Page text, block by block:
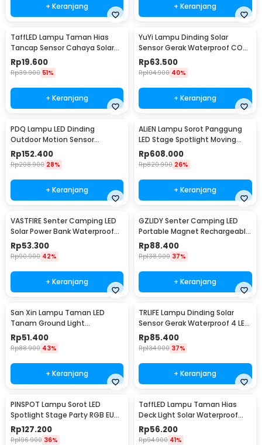
+ Keranjang + Keranjang
TaffLED Lampu Taman Hias
Tancap Sensor Cahaya Solar
Power Waterproof - EM300
Rp19.600
Rp39.900 51%
+ Keranjang
YuYi Lampu Dinding Solar
Sensor Gerak Waterproof COB
100LED Cool White - SMT-F100
Rp63.500
Rp104.900 40%
+ Keranjang
PDQ Lampu LED Dinding
Outdoor Motion Sensor
Waterproof Cool White 15W
Inner Light - 3120
Rp152.400
Rp208.900 28%
+ Keranjang
ALiEN Lampu Sorot Panggung
LED Stage Spotlight Moving
Head RGB 10W - DM512
Rp608.000
Rp820.900 26%
+ Keranjang
VASTFIRE Senter Camping LED
Solar Power Bank Waterproof
IP65 - YD-878A
Rp53.300
Rp90.900 42%
+ Keranjang
GZLIDY Senter Camping LED
Portable Magnet Rechargeable
2000 Lumens Big - W599A
Rp88.400
Rp138.900 37%
+ Keranjang
San Xin Lampu Taman LED
Tanam Ground Light
Waterproof 3W Warm White -
SX120
Rp51.400
Rp88.900 43%
+ Keranjang
TRLIFE Lampu Dinding Solar
Sensor Gerak Waterproof 4 LED
Cool White 4W - K7004
Rp85.400
Rp134.900 37%
+ Keranjang
PINSPOT Lampu Sorot LED
Spotlight Stage Party RGB EU
Plug 240V 10W - WRGB
Rp127.200
Rp196.900 36%
TaffLED Lampu Taman Hias
Deck Light Solar Waterproof
Warm White 8 PCS - L20
Rp56.200
Rp94.900 41%